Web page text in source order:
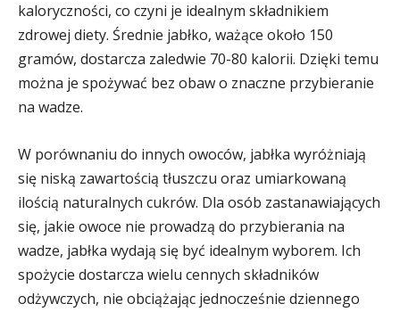
kaloryczności, co czyni je idealnym składnikiem
zdrowej diety. Średnie jabłko, ważące około 150
gramów, dostarcza zaledwie 70-80 kalorii. Dzięki temu
można je spożywać bez obaw o znaczne przybieranie
na wadze.
W porównaniu do innych owoców, jabłka wyróżniają
się niską zawartością tłuszczu oraz umiarkowaną
ilością naturalnych cukrów. Dla osób zastanawiających
się, jakie owoce nie prowadzą do przybierania na
wadze, jabłka wydają się być idealnym wyborem. Ich
spożycie dostarcza wielu cennych składników
odżywczych, nie obciążając jednocześnie dziennego